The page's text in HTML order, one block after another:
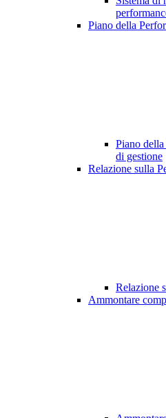
Piano della
Piano
di gestione
Relazione sulla
Relazione
Ammontare